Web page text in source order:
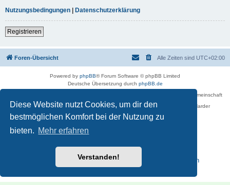
Diese Website nutzt Cookies, um dir den
bestmöglichen Komfort bei der Nutzung zu
bieten. Mehr erfahren
Verstanden!
Nutzungsbedingungen | Datenschutzerklärung
Registrieren
Foren-Übersicht Alle Zeiten sind UTC+02:00
Powered by phpBB® Forum Software © phpBB Limited
Deutsche Übersetzung durch phpBB.de
Betreiber des Forums für die Karl-May-Vereinigung – Arbeits- und Forschungsgemeinschaft
›Karl May‹ in Sachsen,
in Zusammenarbeit mit der Karl-May-Stiftung Radebeul bei Dresden: Ralf Harder
Reisen zu Karl May – Leben · Werk · Erinnerungsstätten